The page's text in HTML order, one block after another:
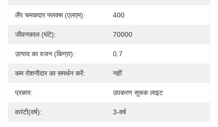
लैंप चमकदार फ्लक्स (एलएम): 400
जीवनकाल (घंटे): 70000
उत्पाद का वजन (किग्रा): 0.7
कम रोशनीदार का समर्थन करें: नहीं
प्रकार: उपकरण सूचक लाइट
वारंटी(वर्ष): 3-वर्ष